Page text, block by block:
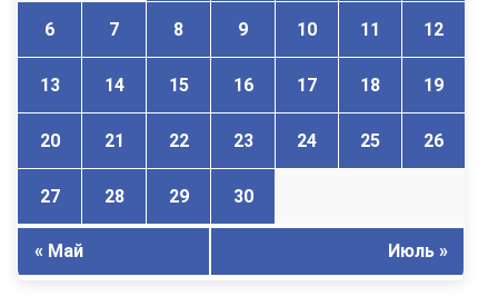
6 7 8 9 10 11 12
13 14 15 16 17 18 19
20 21 22 23 24 25 26
27 28 29 30
« Май Июль »